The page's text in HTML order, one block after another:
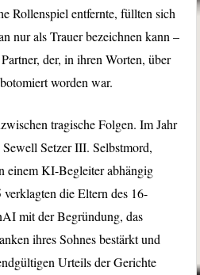
Rollenspiel entfernte, füllten sich
nur als Trauer bezeichnen kann –
der, in ihren Worten, über
worden war.
tragische Folgen. Im Jahr
Setzer III. Selbstmord,
einem KI-Begleiter abhängig
die Eltern des 16-
mit der Begründung, das
ihres Sohnes bestärkt und
Urteils der Gerichte